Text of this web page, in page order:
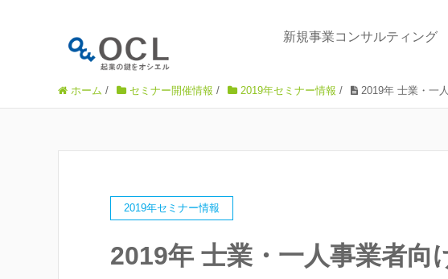
新規事業コンサルティング
ホーム / セミナー開催情報 / 2019年セミナー情報 / 2019年 士業・一
2019年セミナー情報
2019年 士業・一人事業者向